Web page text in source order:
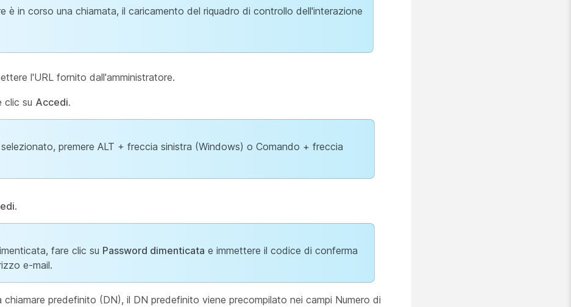
è in corso una chiamata, il caricamento del riquadro di controllo dell'interazione
l'URL fornito dall'amministratore.
clic su Accedi.
premere ALT + freccia sinistra (Windows) o Comando + freccia
.
fare clic su Password dimenticata e immettere il codice di conferma
e-mail.
predefinito (DN), il DN predefinito viene precompilato nei campi Numero di